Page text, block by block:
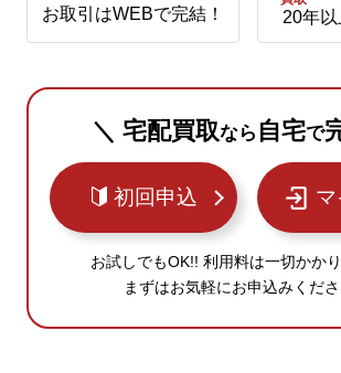
お取引はWEBで完結！ 20年
＼ 宅配買取なら 自宅で
初回申込
お試しでもOK!! 利用料は一切かかり
まずはお気軽にお申込みくださ